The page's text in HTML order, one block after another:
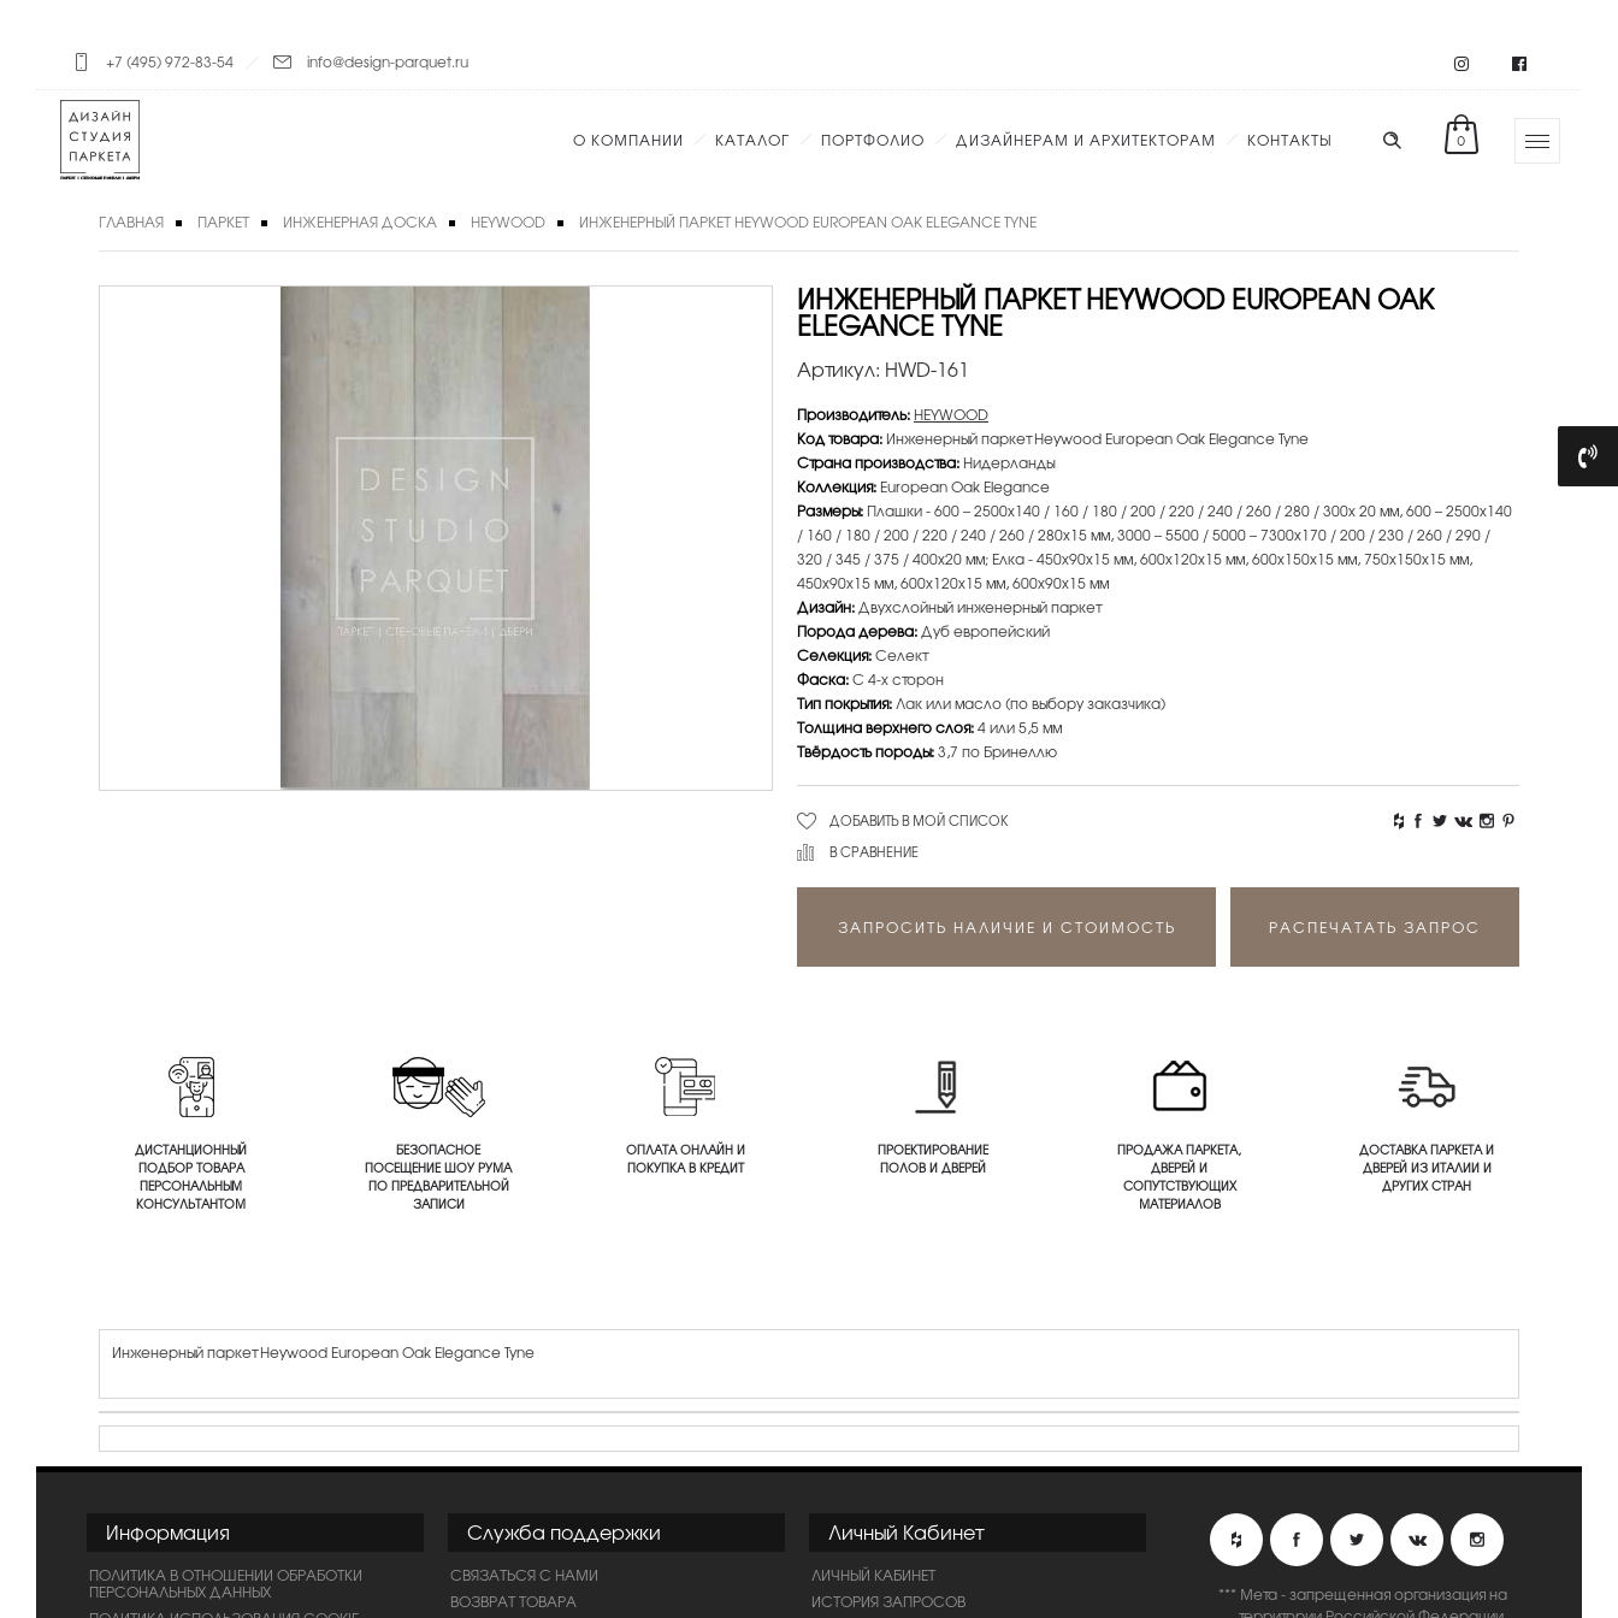
+7 (495) 972-83-54 info@design-parquet.ru
0
О КОМПАНИИ КАТАЛОГ ПОРТФОЛИО ДИЗАЙНЕРАМ И АРХИТЕКТОРАМ КОНТАКТЫ
ГЛАВНАЯ ПАРКЕТ ИНЖЕНЕРНАЯ ДОСКА HEYWOOD ИНЖЕНЕРНЫЙ ПАРКЕТ HEYWOOD EUROPEAN OAK ELEGANCE TYNE
ИНЖЕНЕРНЫЙ ПАРКЕТ HEYWOOD EUROPEAN OAK
ELEGANCE TYNE
Артикул: HWD-161
Производитель: HEYWOOD
Код товара: Инженерный паркет Heywood European Oak Elegance Tyne
Страна производства: Нидерланды
Коллекция: European Oak Elegance
Размеры: Плашки - 600 – 2500х140 / 160 / 180 / 200 / 220 / 240 / 260 / 280 / 300х 20 мм, 600 – 2500х140
/ 160 / 180 / 200 / 220 / 240 / 260 / 280х15 мм, 3000 – 5500 / 5000 – 7300х170 / 200 / 230 / 260 / 290 /
320 / 345 / 375 / 400х20 мм; Елка - 450х90х15 мм, 600х120х15 мм, 600х150х15 мм, 750х150х15 мм,
450х90х15 мм, 600х120х15 мм, 600х90х15 мм
Дизайн:Двухслойный инженерный паркет
Порода дерева:Дуб европейский
Селекция:Селект
Фаска:С 4-х сторон
Тип покрытия:Лак или масло (по выбору заказчика)
Толщина верхнего слоя:4 или 5,5 мм
Твёрдость породы:3,7 по Бринеллю
ДОБАВИТЬ В МОЙ СПИСОК
В СРАВНЕНИЕ
ЗАПРОСИТЬ НАЛИЧИЕ И СТОИМОСТЬ РАСПЕЧАТАТЬ ЗАПРОС
ДИСТАНЦИОННЫЙ
ПОДБОР ТОВАРА
ПЕРСОНАЛЬНЫМ
КОНСУЛЬТАНТОМ
БЕЗОПАСНОЕ
ПОСЕЩЕНИЕ ШОУ РУМА
ПО ПРЕДВАРИТЕЛЬНОЙ
ЗАПИСИ
ОПЛАТА ОНЛАЙН И
ПОКУПКА В КРЕДИТ
ПРОЕКТИРОВАНИЕ
ПОЛОВ И ДВЕРЕЙ
ПРОДАЖА ПАРКЕТА,
ДВЕРЕЙ И
СОПУТСТВУЮЩИХ
МАТЕРИАЛОВ
ДОСТАВКА ПАРКЕТА И
ДВЕРЕЙ ИЗ ИТАЛИИ И
ДРУГИХ СТРАН
Инженерный паркет Heywood European Oak Elegance Tyne
Информация
ПОЛИТИКА В ОТНОШЕНИИ ОБРАБОТКИ
ПЕРСОНАЛЬНЫХ ДАННЫХ
Служба поддержки
СВЯЗАТЬСЯ С НАМИ
ВОЗВРАТ ТОВАРА
Личный Кабинет
ЛИЧНЫЙ КАБИНЕТ
ИСТОРИЯ ЗАПРОСОВ
*** Мета - запрещенная организация на